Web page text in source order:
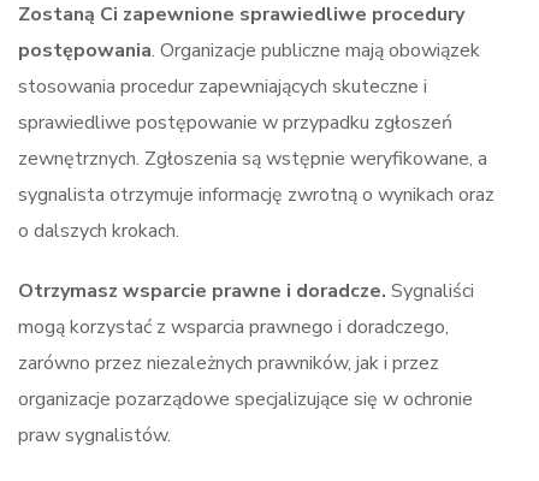
Zostaną Ci zapewnione sprawiedliwe procedury
postępowania. Organizacje publiczne mają obowiązek
stosowania procedur zapewniających skuteczne i
sprawiedliwe postępowanie w przypadku zgłoszeń
zewnętrznych. Zgłoszenia są wstępnie weryfikowane, a
sygnalista otrzymuje informację zwrotną o wynikach oraz
o dalszych krokach.
Otrzymasz wsparcie prawne i doradcze. Sygnaliści
mogą korzystać z wsparcia prawnego i doradczego,
zarówno przez niezależnych prawników, jak i przez
organizacje pozarządowe specjalizujące się w ochronie
praw sygnalistów.